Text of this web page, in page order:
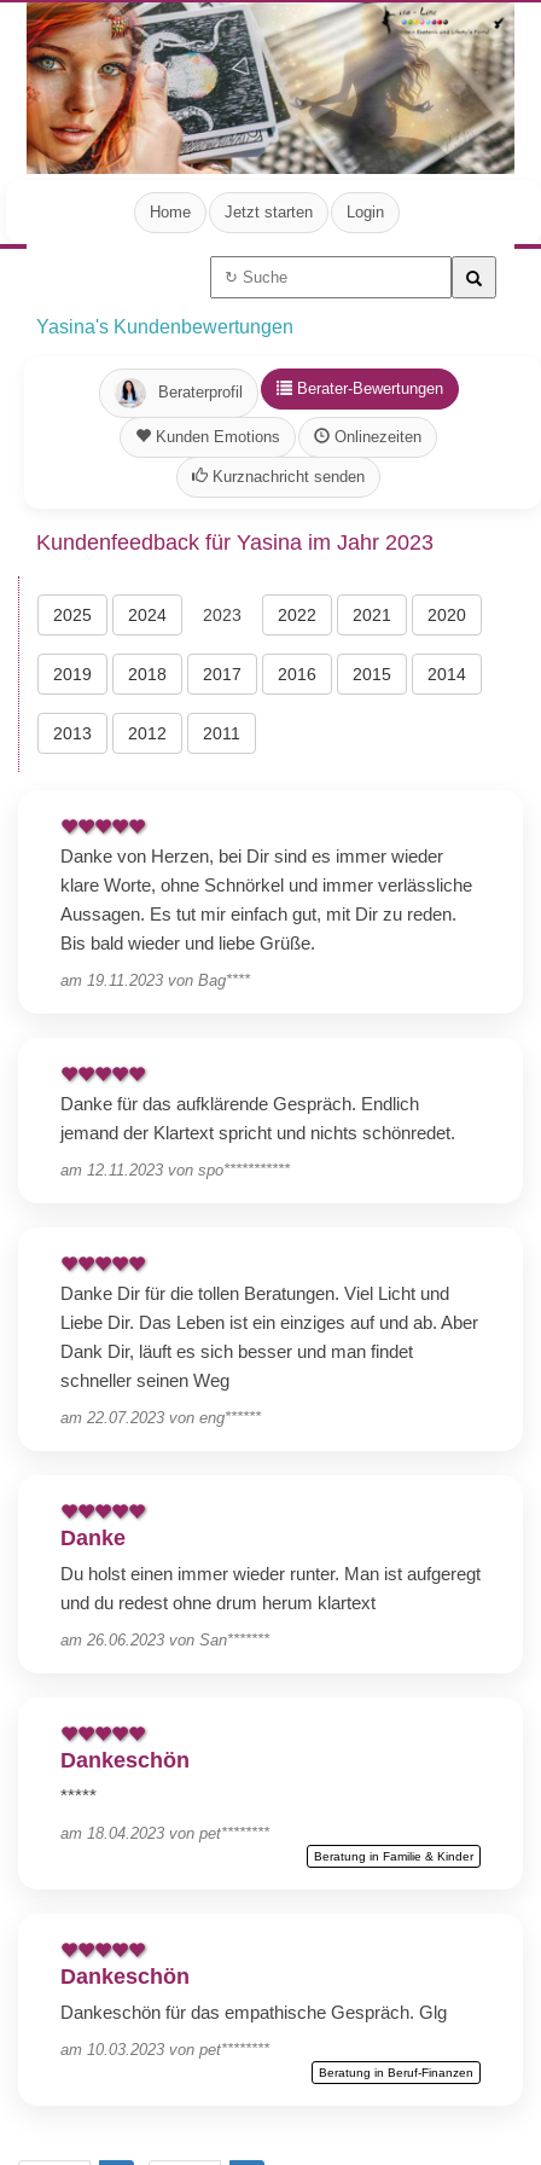
Home Jetzt starten Login
Yasina's Kundenbewertungen
Beraterprofil Berater-Bewertungen
Kunden Emotions Onlinezeiten
Kurznachricht senden
Kundenfeedback für Yasina im Jahr 2023
2025 2024 2023 2022 2021 2020
2019 2018 2017 2016 2015 2014
2013 2012 2011
Danke von Herzen, bei Dir sind es immer wieder
klare Worte, ohne Schnörkel und immer verlässliche
Aussagen. Es tut mir einfach gut, mit Dir zu reden.
Bis bald wieder und liebe Grüße.
am 19.11.2023 von Bag****
Danke für das aufklärende Gespräch. Endlich
jemand der Klartext spricht und nichts schönredet.
am 12.11.2023 von spo***********
Danke Dir für die tollen Beratungen. Viel Licht und
Liebe Dir. Das Leben ist ein einziges auf und ab. Aber
Dank Dir, läuft es sich besser und man findet
schneller seinen Weg
am 22.07.2023 von eng******
Danke
Du holst einen immer wieder runter. Man ist aufgeregt
und du redest ohne drum herum klartext
am 26.06.2023 von San*******
Dankeschön
*****
am 18.04.2023 von pet********
Beratung in Familie & Kinder
Dankeschön
Dankeschön für das empathische Gespräch. Glg
am 10.03.2023 von pet********
Beratung in Beruf-Finanzen